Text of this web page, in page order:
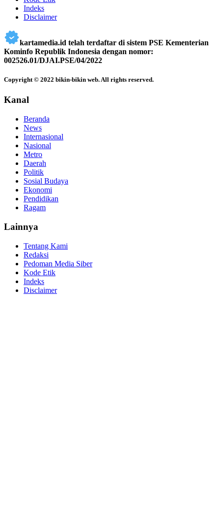
Indeks
Disclaimer
kartamedia.id telah terdaftar di sistem PSE Kementerian
Kominfo Republik Indonesia dengan nomor:
002526.01/DJAI.PSE/04/2022
Copyright © 2022 bikin-bikin web. All rights reserved.
Kanal
Beranda
News
Internasional
Nasional
Metro
Daerah
Politik
Sosial Budaya
Ekonomi
Pendidikan
Ragam
Lainnya
Tentang Kami
Redaksi
Pedoman Media Siber
Kode Etik
Indeks
Disclaimer